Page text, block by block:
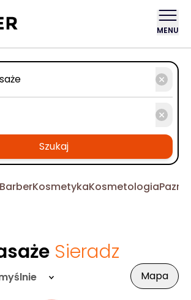
MENU
Szukaj
BarberKosmetykaKosmetologia
Sieradz
Mapa